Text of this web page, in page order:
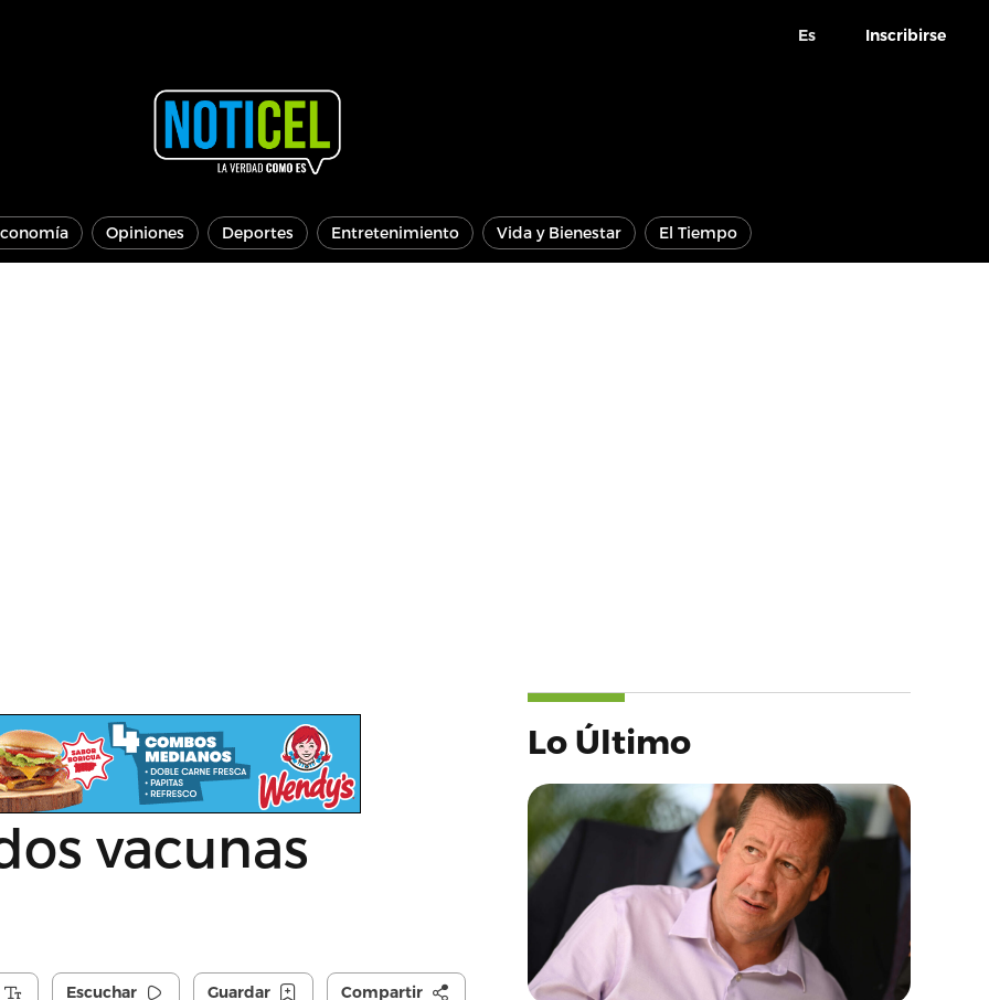
Es Inscribirse
Opiniones Deportes Entretenimiento Vida y Bienestar El Tiempo
vacunas
Escuchar Guardar Compartir
Lo Último